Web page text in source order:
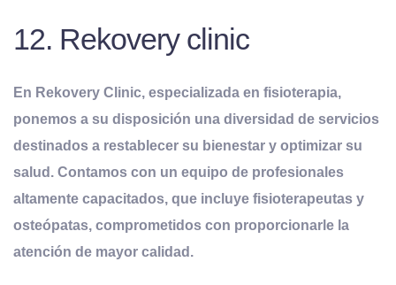
12. Rekovery clinic
En Rekovery Clinic, especializada en fisioterapia,
ponemos a su disposición una diversidad de servicios
destinados a restablecer su bienestar y optimizar su
salud. Contamos con un equipo de profesionales
altamente capacitados, que incluye fisioterapeutas y
osteópatas, comprometidos con proporcionarle la
atención de mayor calidad.